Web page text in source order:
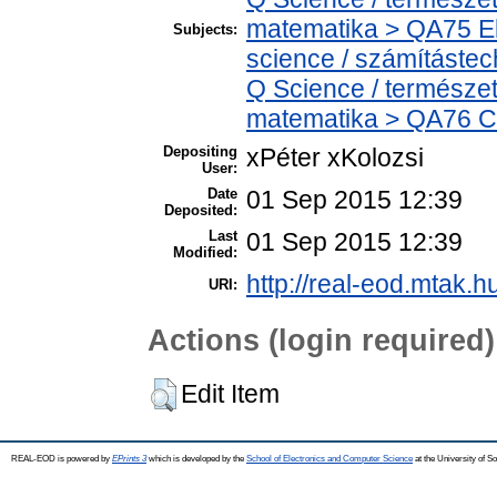
Subjects:
matematika > QA75
science /
Q Science /
matematika > QA76
Depositing
User: xPéter xKolozsi
Date
Deposited:
01 Sep 2015 12:39
Last
Modified:
01 Sep 2015 12:39
URI: http://real-
Actions (login required)
Edit Item
REAL-EOD is powered by EPrints 3which is developed by the School of Electronics and Computer Science at the University of